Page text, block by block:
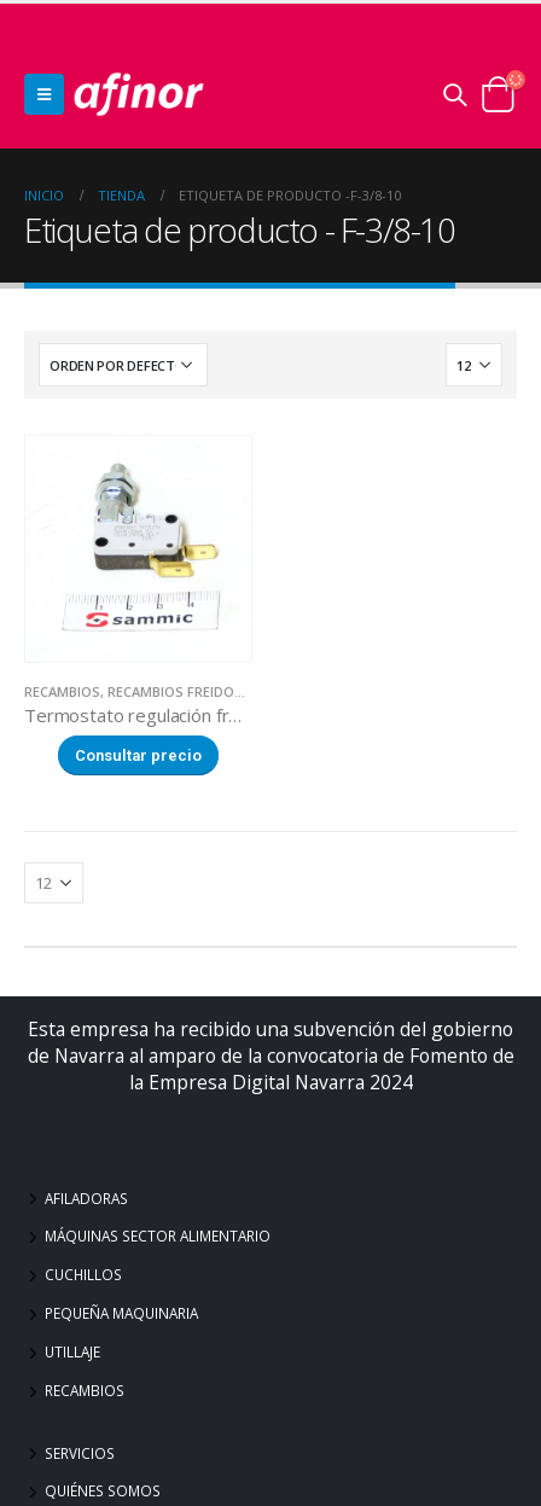
INICIO TIENDA ETIQUETA DE PRODUCTO -F-3/8-10
Etiqueta de producto - F-3/8-10
RECAMBIOS, RECAMBIOS FREIDORAS
Termostato regulación freidora
Consultar precio
Esta empresa ha recibido una subvención del gobierno
de Navarra al amparo de la convocatoria de Fomento de
la Empresa Digital Navarra 2024
AFILADORAS
MÁQUINAS SECTOR ALIMENTARIO
CUCHILLOS
PEQUEÑA MAQUINARIA
UTILLAJE
RECAMBIOS
SERVICIOS
QUIÉNES SOMOS